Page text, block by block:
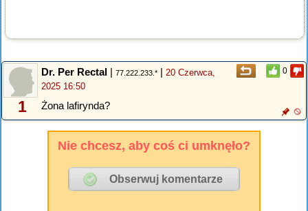
0
1
Dr. Per Rectal | 77.222.233.* | 20 Czerwca,
2025 16:50
Żona lafirynda?
Nie chcesz, aby coś ci umknęło?